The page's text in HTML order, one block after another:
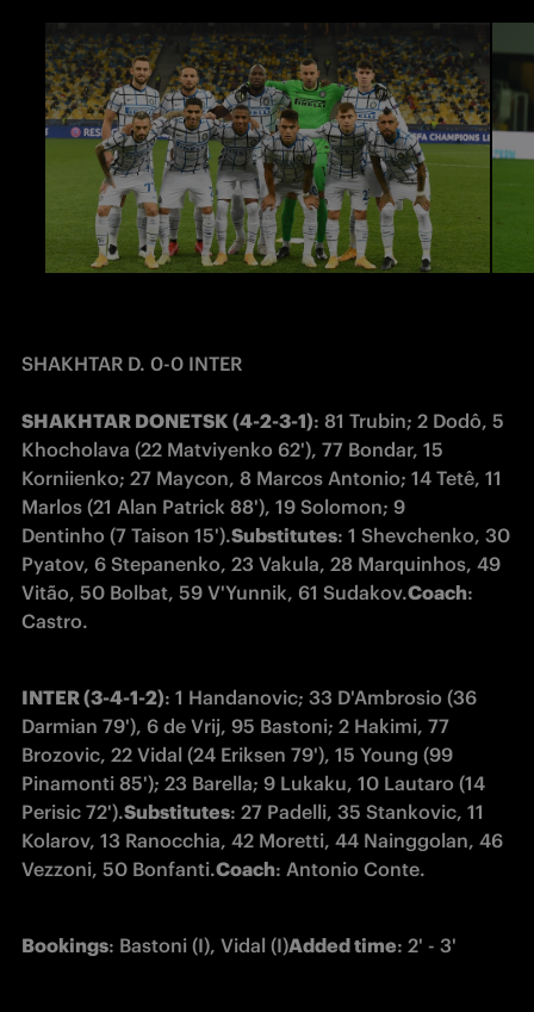
SHAKHTAR D. 0-0 INTER
SHAKHTAR DONETSK (4-2-3-1): 81 Trubin; 2 Dodô, 5
Khocholava (22 Matviyenko 62'), 77 Bondar, 15
Korniienko; 27 Maycon, 8 Marcos Antonio; 14 Tetê, 11
Marlos (21 Alan Patrick 88'), 19 Solomon; 9
Dentinho (7 Taison 15').Substitutes: 1 Shevchenko, 30
Pyatov, 6 Stepanenko, 23 Vakula, 28 Marquinhos, 49
Vitão, 50 Bolbat, 59 V'Yunnik, 61 Sudakov.Coach:
Castro.
INTER (3-4-1-2): 1 Handanovic; 33 D'Ambrosio (36
Darmian 79'), 6 de Vrij, 95 Bastoni; 2 Hakimi, 77
Brozovic, 22 Vidal (24 Eriksen 79'), 15 Young (99
Pinamonti 85'); 23 Barella; 9 Lukaku, 10 Lautaro (14
Perisic 72').Substitutes: 27 Padelli, 35 Stankovic, 11
Kolarov, 13 Ranocchia, 42 Moretti, 44 Nainggolan, 46
Vezzoni, 50 Bonfanti.Coach: Antonio Conte.
Bookings: Bastoni (I), Vidal (I)Added time: 2' - 3'